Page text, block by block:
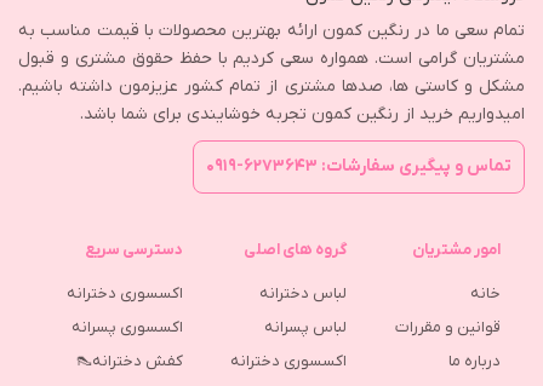
تمام سعی ما در رنگین کمون ارائه بهترین محصولات با قیمت مناسب به
مشتریان گرامی است. همواره سعی کردیم با حفظ حقوق مشتری و قبول
مشکل و کاستی ها، صدها مشتری از تمام کشور عزیزمون داشته باشیم.
امیدواریم خرید از رنگین کمون تجربه خوشایندی برای شما باشد.
تماس و پیگیری سفارشات: ۶۲۷۳۶۴۳-۰۹۱۹
امور مشتریان
خانه
قوانین و مقررات
درباره ما
گروه های اصلی
لباس دخترانه
لباس پسرانه
اکسسوری دخترانه
دسترسی سریع
اکسسوری دخترانه
اکسسوری پسرانه
کفش دخترانه👠